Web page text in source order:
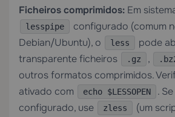
Ficheiros comprimidos: Em
lesspipe
configurado (comum
Debian/Ubuntu), o
less
pode
transparente ficheiros
.gz ,
outros formatos comprimidos.
ativado com
echo $LESSOPEN
.
configurado, use
zless
(um